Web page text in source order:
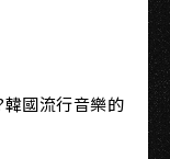
韓國流行音樂的